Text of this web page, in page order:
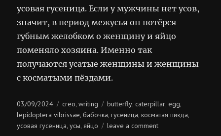
усовая гусеница. Если у мужчины нет усов,
значит, в период межусья он потёрся
губным желобком о женщину и яйцо
поменяло хозяина. Именно так
получаются усатые женщины и женщины
с косматыми пёздами.
Posted
on
03/09/2024 Categories
creo,writing Tags
butterfly,caterpillar,egg,
lepidoptera vibrissae,бабочка,гусеница,косматая пизда,
усовая гусеница,усы, яйцо leave a commenton